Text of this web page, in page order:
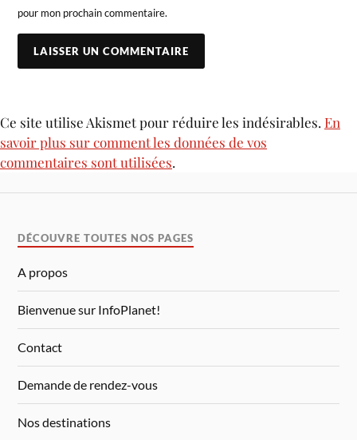
pour mon prochain commentaire.
Ce site utilise Akismet pour réduire les indésirables. En
savoir plus sur comment les données de vos
commentaires sont utilisées.
DÉCOUVRE TOUTES NOS PAGES
A propos
Bienvenue sur InfoPlanet!
Contact
Demande de rendez-vous
Nos destinations